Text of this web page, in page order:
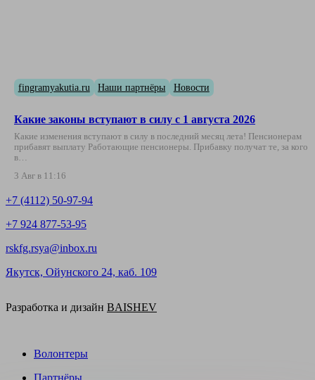
fingramyakutia.ru Наши партнёры Новости
Какие законы вступают в силу с 1 августа 2026
Какие изменения вступают в силу в последний месяц лета! Пенсионерам
прибавят выплату Работающие пенсионеры. Прибавку получат те, за кого
в…
3 Авг в 11:16
+7 (4112) 50-97-94
+7 924 877-53-95
rskfg.rsya@inbox.ru
Якутск, Ойунского 24, каб. 109
Разработка и дизайн BAISHEV
Волонтеры
Партнёры